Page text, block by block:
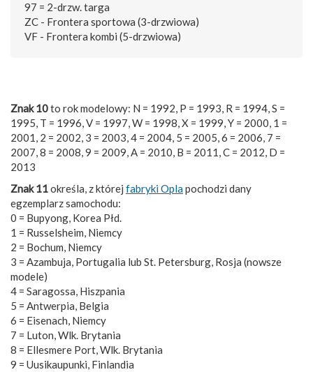
97 = 2-drzw. targa
ZC - Frontera sportowa (3-drzwiowa)
VF - Frontera kombi (5-drzwiowa)
Znak 10to rok modelowy: N = 1992, P = 1993, R = 1994, S =
1995, T = 1996, V = 1997, W = 1998, X = 1999, Y = 2000, 1 =
2001, 2 = 2002, 3 = 2003, 4 = 2004, 5 = 2005, 6 = 2006, 7 =
2007, 8 = 2008, 9 = 2009, A = 2010, B = 2011, C = 2012, D =
2013
Znak 11określa, z której fabryki Oplapochodzi dany
egzemplarz samochodu:
0 = Bupyong, Korea Płd.
1 = Russelsheim, Niemcy
2 = Bochum, Niemcy
3 = Azambuja, Portugalia lub St. Petersburg, Rosja (nowsze
modele)
4 = Saragossa, Hiszpania
5 = Antwerpia, Belgia
6 = Eisenach, Niemcy
7 = Luton, Wlk. Brytania
8 = Ellesmere Port, Wlk. Brytania
9 = Uusikaupunki, Finlandia